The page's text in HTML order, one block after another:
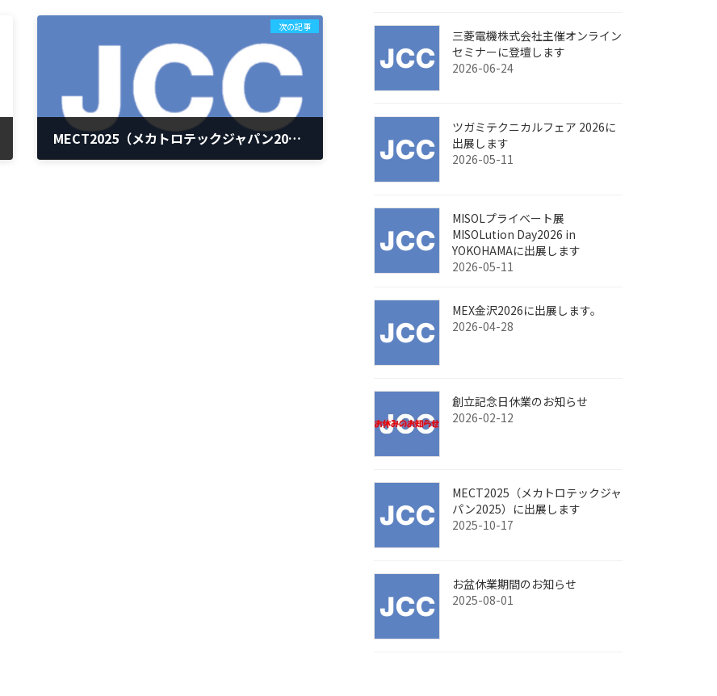
次の記事
MECT2025（メカトロテックジャパン2025）に出展します
三菱電機株式会社主催オンライン
セミナーに登壇します
2026-06-24
ツガミテクニカルフェア 2026に
出展します
2026-05-11
MISOLプライベート展
MISOLution Day2026 in
YOKOHAMAに出展します
2026-05-11
MEX金沢2026に出展します。
2026-04-28
創立記念日休業のお知らせ
2026-02-12
MECT2025（メカトロテックジャ
パン2025）に出展します
2025-10-17
お盆休業期間のお知らせ
2025-08-01